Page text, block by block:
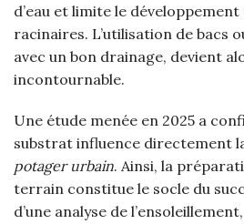
d’eau et limite le développement
racinaires. L’utilisation de bacs
avec un bon drainage, devient
incontournable.
Une étude menée en 2025 a
substrat influence directement
potager urbain. Ainsi, la
terrain constitue le socle du
d’une analyse de